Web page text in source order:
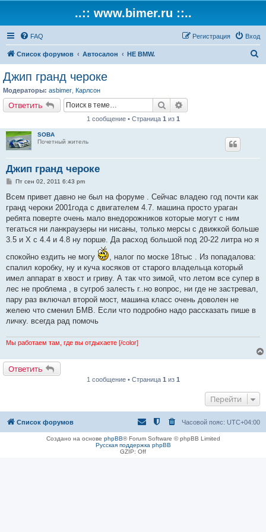
..:: www.bimer.ru ::..
FAQ Вход
Регистрация
Список форумов Автосалон НЕ BMW.
Джип гранд чероке
Модераторы: asbimer Карлсон
Ответить Поиск
1 сообщение • Страница 1 из 1
SOBA
Почетный житель
Джип гранд чероке
С
о
щ
е
и
е
Пт сен 02, 2011 6:43 pm
Всем привет давно не был на форуме . Сейчас владею год почти как
гранд чероки 2001года с двигателем 4.7. машина просто ураган
ребята поверте очень мало внедорожников которые могут с ним
тегаться ни ланкраузеры ни нисаны, только мерсы с движкой больше
3.5 и Х с 4.4 и 4.8 ну порше. Да расход большой под 20-22 литра но я
спокойно ездить не могу
, налог по моске 18тыс . Из попадалова:
спалил коробку, ну и куча косяков от старого владельца который
имел аппарат в хвост и гриву. А так что зимой, что летом все супер в
лес не проблема , в сугроб залесть г..но вопрос, ни где не застревал,
пару раз включал второй мост, машина класс очень доволен не
желею что сменил БМВ. Если что подробно надо рассказать пише в
личку. всегда рад помочь
Мы работаем там, где вы отдыхаете [/color]
Ответить
1 сообщение • Страница 1 из 1
Перейти
Список форумов Часовой пояс: UTC+04:00
Создано на основе phpBB® Forum Software © phpBB Limited
Русская поддержка phpBB
GZIP: Off